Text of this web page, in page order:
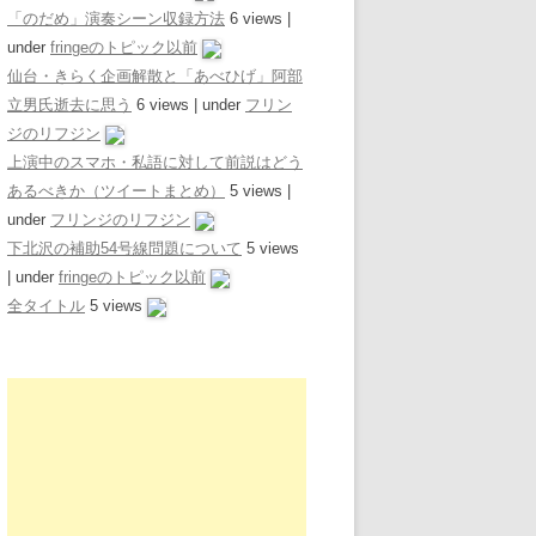
「のだめ」演奏シーン収録方法 6 views
under fringeのトピック以前
仙台・きらく企画解散と「あべひげ」阿部
立男氏逝去に思う 6 views under フリン
ジのリフジン
上演中のスマホ・私語に対して前説はどう
あるべきか（ツイートまとめ）
5 views
under フリンジのリフジン
下北沢の補助54号線問題について 5 views
under fringeのトピック以前
全タイトル 5 views